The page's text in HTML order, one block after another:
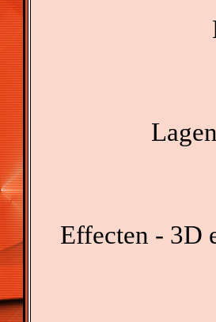
Effecten - 3D